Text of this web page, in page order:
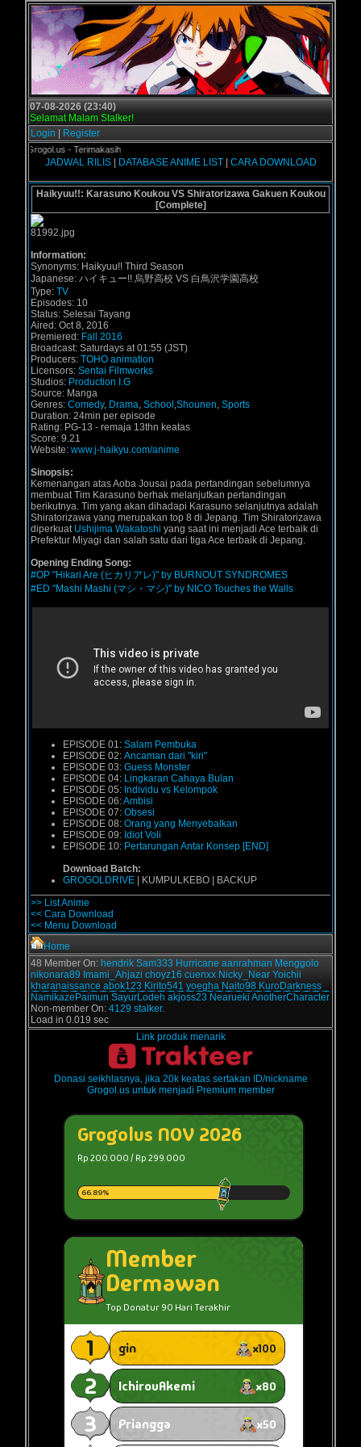
07-08-2026 (23:40)
Selamat Malam Stalker!
Login
Register
di Grogol.us - Terimakasih
JADWAL RILIS| DATABASE ANIME LIST| CARA DOWNLOAD
Haikyuu!!: Karasuno Koukou VS Shiratorizawa Gakuen Koukou
[Complete]
Information:
Synonyms: Haikyuu!! Third Season
Japanese: ハイキュー!! 烏野高校 VS 白鳥沢学園高校
Type: TV
Episodes: 10
Status: Selesai Tayang
Aired: Oct 8, 2016
Premiered: Fall 2016
Broadcast: Saturdays at 01:55 (JST)
Producers: TOHO animation
Licensors: Sentai Filmworks
Studios: Production I.G
Source: Manga
Genres: Comedy, Drama, School ,Shounen, Sports
Duration: 24min per episode
Rating: PG-13 - remaja 13thn keatas
Score: 9.21
Website: www.j-haikyu.com/anime
Sinopsis:
Kemenangan atas Aoba Jousai pada pertandingan sebelumnya
membuat Tim Karasuno berhak melanjutkan pertandingan
berikutnya. Tim yang akan dihadapi Karasuno selanjutnya adalah
Shiratorizawa yang merupakan top 8 di Jepang. Tim Shiratorizawa
diperkuat Ushijima Wakatoshi yang saat ini menjadi Ace terbaik di
Prefektur Miyagi dan salah satu dari tiga Ace terbaik di Jepang.
Opening Ending Song:
#OP "Hikari Are (ヒカリアレ)" by BURNOUT SYNDROMES
#ED "Mashi Mashi (マシ・マシ)" by NICO Touches the Walls
EPISODE 01: Salam Pembuka
EPISODE 02: Ancaman dari "kiri"
EPISODE 03: Guess Monster
EPISODE 04: Lingkaran Cahaya Bulan
EPISODE 05: Individu vs Kelompok
EPISODE 06:Ambisi
EPISODE 07: Obsesi
EPISODE 08: Orang yang Menyebalkan
EPISODE 09: Idiot Voli
EPISODE 10: Pertarungan Antar Konsep [END]
Download Batch:
GROGOLDRIVE | KUMPULKEBO | BACKUP
>> List Anime
<< Cara Download
<< Menu Download
Home
48 Member On: hendrik Sam333 Hurricane aanrahman Menggolo
nikonara89 Imami_Ahjazi choyz16 cuenxx Nicky_Near Yoichii
kharanaissance abok123 Kirito541 yoegha Naito98 KuroDarkness
NamikazePaimun SayurLodeh akjoss23 Nearueki AnotherCharacter
Non-member On: 4129 stalker.
Load in 0.019 sec
Link produk menarik
Donasi seikhlasnya, jika 20k keatas sertakan ID/nickname
Grogol.us untuk menjadi Premium member